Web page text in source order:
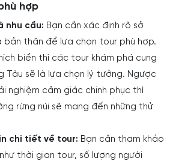
hợp
nhu cầu: Bạn cần xác định rõ sở
bản thân để lựa chọn tour phù hợp.
biển thì các tour khám phá cung
Tàu sẽ là lựa chọn lý tưởng. Ngược
nghiệm cảm giác chinh phục thì
rừng núi sẽ mang đến những thử
chi tiết về tour: Bạn cần tham khảo
thời gian tour, số lượng người